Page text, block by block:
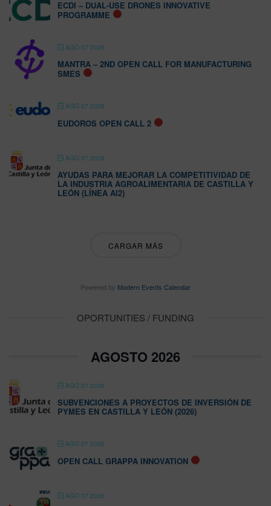
ECDI – DUAL-USE DRONES INNOVATIVE
PROGRAMME
AGO 07 2026
MANTRA – 2ND OPEN CALL FOR MANUFACTURING
SMES
AGO 07 2026
EUDOROS OPEN CALL 2
AGO 07 2026
AYUDAS PARA MEJORAR LA COMPETITIVIDAD DE
LA INDUSTRIA AGROALIMENTARIA DE CASTILLA Y
LEÓN (LÍNEA AI2)
CARGAR MÁS
Powered by Modern Events Calendar
OPORTUNITIES / FUNDING
AGOSTO 2026
AGO 07 2026
SUBVENCIONES A PROYECTOS DE INVERSIÓN DE
PYMES EN CASTILLA Y LEÓN (2026)
AGO 07 2026
OPEN CALL GRAPPA INNOVATION
AGO 07 2026